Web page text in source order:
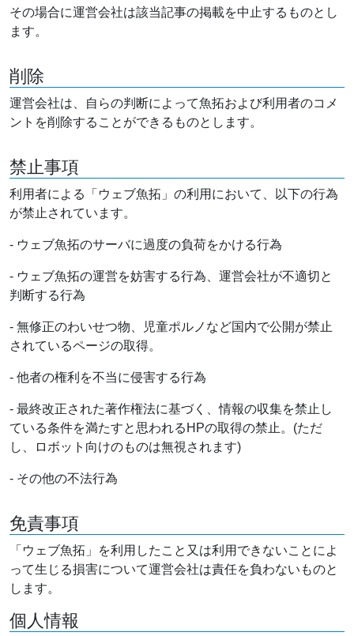
その場合に運営会社は該当記事の掲載を中止するものとし
ます。
削除
運営会社は、自らの判断によって魚拓および利用者のコメ
ントを削除することができるものとします。
禁止事項
利用者による「ウェブ魚拓」の利用において、以下の行為
が禁止されています。
- ウェブ魚拓のサーバに過度の負荷をかける行為
- ウェブ魚拓の運営を妨害する行為、運営会社が不適切と
判断する行為
- 無修正のわいせつ物、児童ポルノなど国内で公開が禁止
されているページの取得。
- 他者の権利を不当に侵害する行為
- 最終改正された著作権法に基づく、情報の収集を禁止し
ている条件を満たすと思われるHPの取得の禁止。(ただ
し、ロボット向けのものは無視されます)
- その他の不法行為
免責事項
「ウェブ魚拓」を利用したこと又は利用できないことによ
って生じる損害について運営会社は責任を負わないものと
します。
個人情報